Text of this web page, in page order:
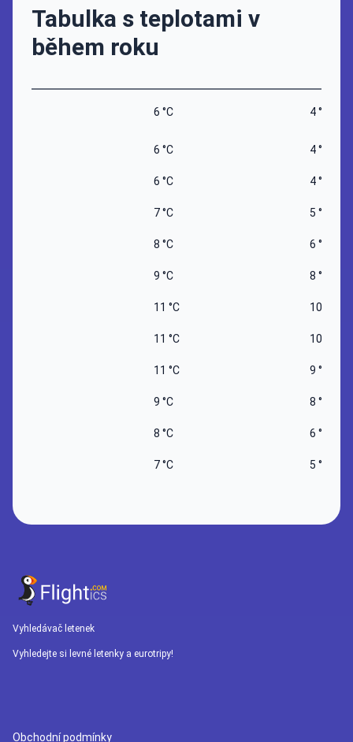
Tabulka s teplotami v
během roku
6 °C 4 °C
6 °C 4 °C
6 °C 4 °C
7 °C 5 °C
8 °C 6 °C
9 °C 8 °C
11 °C 10 °C
11 °C 10 °C
11 °C 9 °C
9 °C 8 °C
8 °C 6 °C
7 °C 5 °C
Vyhledávač letenek
Vyhledejte si levné letenky a eurotripy!
Obchodní podmínky